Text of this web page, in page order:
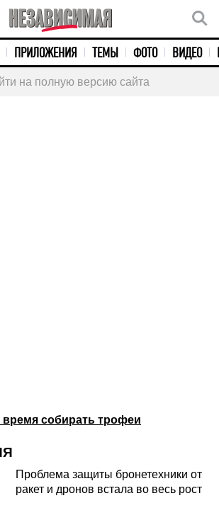
ПРИЛОЖЕНИЯ ТЕМЫ ФОТО ВИДЕО
на полную версию сайта
собирать трофеи
Проблема защиты бронетехники от
ракет и дронов встала во весь рост